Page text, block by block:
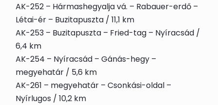
AK-252 – Hármashegyalja vá. – Rabauer-erdő –
Létai-ér – Buzitapuszta / 11,1 km
AK-253 – Buzitapuszta – Fried-tag – Nyíracsád /
6,4 km
AK-254 – Nyíracsád – Gánás-hegy –
megyehatár / 5,6 km
AK-261 – megyehatár – Csonkási-oldal –
Nyírlugos / 10,2 km